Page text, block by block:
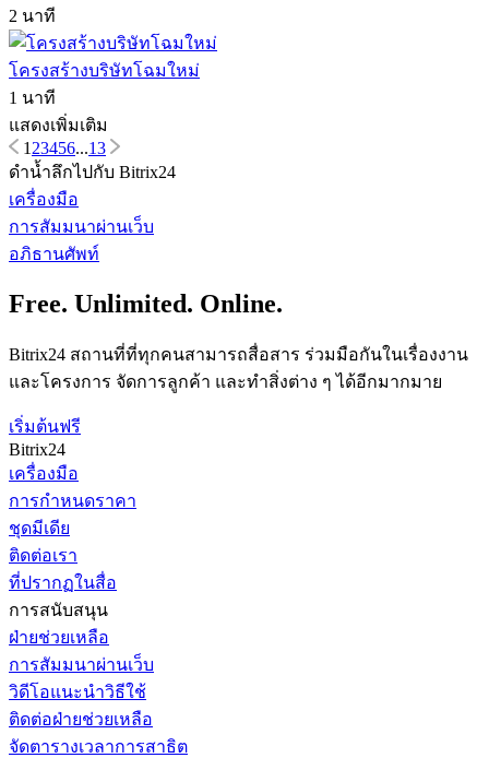
2 นาที
โครงสร้างบริษัทโฉมใหม่
1 นาที
แสดงเพิ่มเติม
123456...13
ดำน้ำลึกไปกับ Bitrix24
เครื่องมือ
การสัมมนาผ่านเว็บ
อภิธานศัพท์
Free. Unlimited. Online.
Bitrix24 สถานที่ที่ทุกคนสามารถสื่อสาร ร่วมมือกันในเรื่องงาน
และโครงการ จัดการลูกค้า และทำสิ่งต่าง ๆ ได้อีกมากมาย
เริ่มต้นฟรี
Bitrix24
เครื่องมือ
การกำหนดราคา
ชุดมีเดีย
ติดต่อเรา
ที่ปรากฏในสื่อ
การสนับสนุน
ฝ่ายช่วยเหลือ
การสัมมนาผ่านเว็บ
วิดีโอแนะนำวิธีใช้
ติดต่อฝ่ายช่วยเหลือ
จัดตารางเวลาการสาธิต